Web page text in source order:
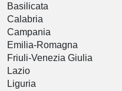
Basilicata
Calabria
Campania
Emilia-Romagna
Friuli-Venezia Giulia
Lazio
Liguria